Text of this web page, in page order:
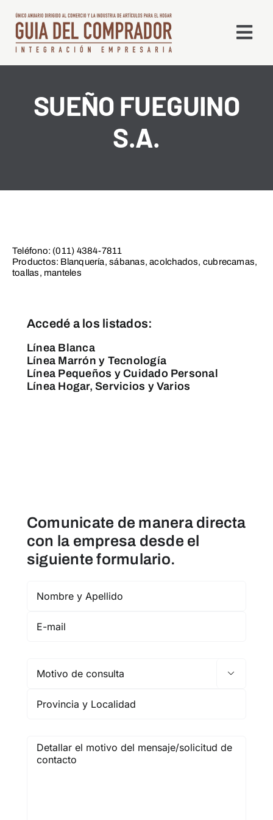
contenido
Contacto
SUEÑO FUEGUINO
S.A.
Teléfono: (011) 4384-7811
Productos: Blanquería, sábanas, acolchados, cubrecamas,
toallas, manteles
Accedé a los listados:
Línea Blanca
Línea Marrón y Tecnología
Línea Pequeños y Cuidado Personal
Línea Hogar, Servicios y Varios
Comunicate de manera directa
con la empresa desde el
siguiente formulario.
